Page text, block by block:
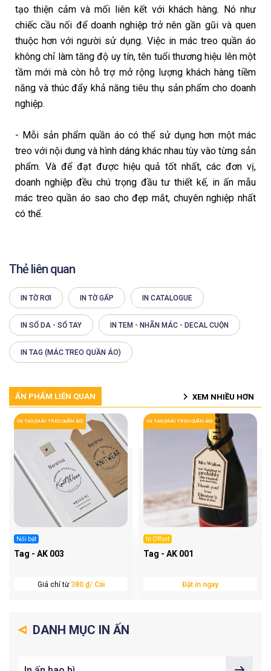
tạo thiện cảm và mối liên kết với khách hàng. Nó như
chiếc cầu nối để doanh nghiệp trở nên gần gũi và quen
thuộc hơn với người sử dụng. Việc in mác treo quần áo
không chỉ làm tăng độ uy tín, tên tuổi thương hiệu lên một
tầm mới mà còn hỗ trợ mở rộng lượng khách hàng tiềm
năng và thúc đẩy khả năng tiêu thụ sản phẩm cho doanh
nghiệp.
- Mỗi sản phẩm quần áo có thể sử dụng hơn một mác
treo với nội dung và hình dáng khác nhau tùy vào từng sản
phẩm. Và để đạt được hiệu quả tốt nhất, các đơn vị,
doanh nghiệp đều chú trọng đầu tư thiết kế, in ấn mẫu
mác treo quần áo sao cho đẹp mắt, chuyên nghiệp nhất
có thể.
Thẻ liên quan
IN TỜ RƠI IN TỜ GẤP IN CATALOGUE
IN SỔ DA - SỔ TAY IN TEM - NHÃN MÁC - DECAL CUỘN
IN TAG (MÁC TREO QUẦN ÁO)
ẤN PHẨM LIÊN QUAN XEM NHIỀU HƠN
IN TAG (MÁC TREO QUẦN ÁO)
Nổi bật
Tag - AK 003
Giá chỉ từ 380 ₫/ Cái
IN TAG (MÁC TREO QUẦN ÁO)
In Offset
Tag - AK 001
Đặt in ngay
DANH MỤC IN ẤN